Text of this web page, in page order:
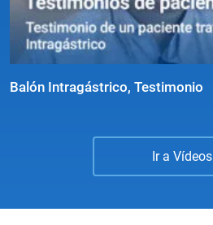
Balón Intragástrico, Testimonio
Ir a Vídeos